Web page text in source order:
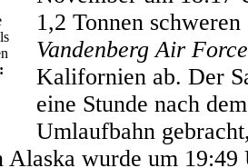
1,2 Tonnen
Vandenberg Air
Kalifornien ab. Der
eine Stunde nach
Umlaufbahn
Alaska wurde um